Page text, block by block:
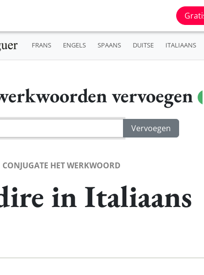
FRANS ENGELS SPAANS DUITSE ITALIAANS
vervoegen
CONJUGATE HET WERKWOORD
in Italiaans